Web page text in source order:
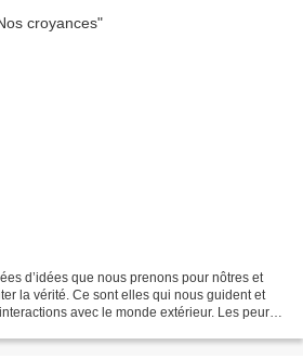
d’idées que nous prenons pour nôtres et
la vérité. Ce sont elles qui nous guident et
avec le monde extérieur. Les peurs